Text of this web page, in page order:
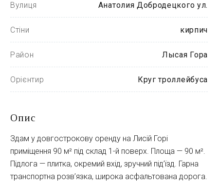
Вулиця Анатолия Добродецкого ул.
Стіни кирпич
Район Лысая Гора
Орієнтир Круг троллейбуса
Опис
Здам у довгострокову оренду на Лисій Горі
приміщення 90 м² під склад 1-й поверх. Площа — 90 м².
Підлога — плитка, окремий вхід, зручний під’їзд. Гарна
транспортна розв’язка, широка асфальтована дорога.